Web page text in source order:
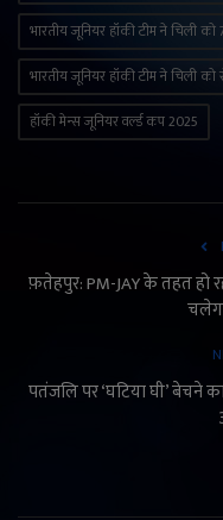
भारतीय जूनियर हॉकी टीम ने चिली को
भारतीय जूनियर हॉकी टीम ने चिली को
हॉकी मेन्स जूनियर वर्ल्ड कप 2025
फ़तेहपुर: PM-JAY के तहत हो
पतंजलि पर ‘घटिया घी’ बेचने